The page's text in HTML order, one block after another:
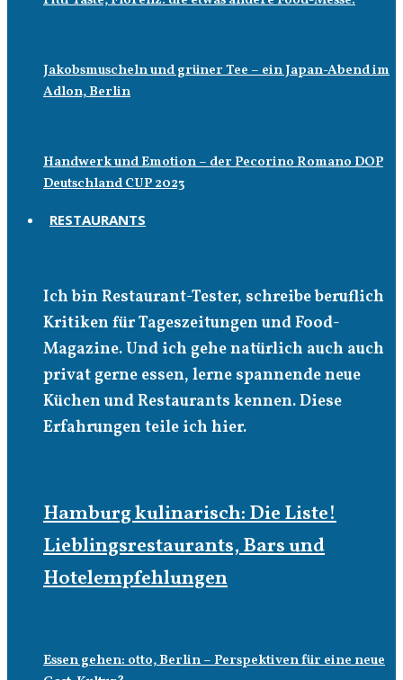
Jakobsmuscheln und grüner Tee – ein Japan-Abend im
Adlon, Berlin
Handwerk und Emotion – der Pecorino Romano DOP
Deutschland CUP 2023
RESTAURANTS
Ich bin Restaurant-Tester, schreibe beruflich
Kritiken für Tageszeitungen und Food-
Magazine. Und ich gehe natürlich auch auch
privat gerne essen, lerne spannende neue
Küchen und Restaurants kennen. Diese
Erfahrungen teile ich hier.
Hamburg kulinarisch: Die Liste!
Lieblingsrestaurants, Bars und
Hotelempfehlungen
Essen gehen: otto, Berlin – Perspektiven für eine neue